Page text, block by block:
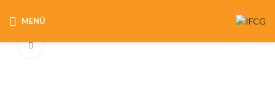
MENÜ